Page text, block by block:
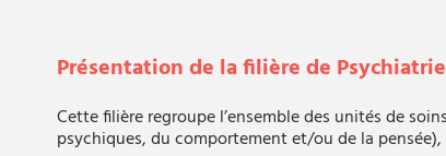
Présentation de la filière de
Cette filière regroupe l’ensemble des unités de
psychiques, du comportement et/ou de la